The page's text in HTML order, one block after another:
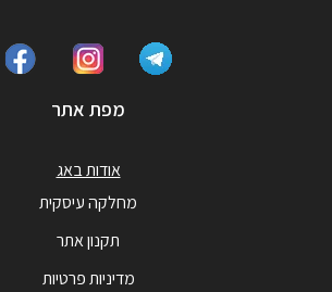
מפת אתר
אודות באג
מחלקה עיסקית
תקנון אתר
מדיניות פרטיות